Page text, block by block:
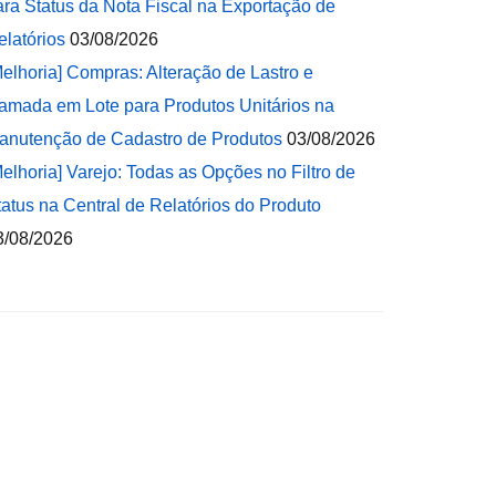
Status da Nota Fiscal na Exportação de
03/08/2026
Compras: Alteração de Lastro e
em Lote para Produtos Unitários na
de Cadastro de Produtos 03/08/2026
Varejo: Todas as Opções no Filtro de
na Central de Relatórios do Produto
08/2026